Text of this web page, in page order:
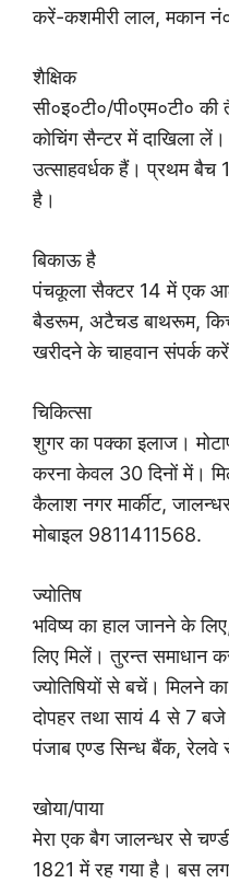
करें-कशमीरी लाल, मकान
शैक्षिक
सी०इ०टी०/पी०एम०टी० की
कोचिंग सैन्टर में दाखिला लें।
उत्साहवर्धक हैं। प्रथम
है।
बिकाऊ है
पंचकूला सैक्टर 14 में एक
बैडरूम, अटैचड बाथरूम,
खरीदने के चाहवान संपर्क
चिकित्सा
शुगर का पक्का इलाज।
करना केवल 30 दिनों में।
कैलाश नगर मार्कीट,
मोबाइल 9811411568.
ज्योतिष
भविष्य का हाल जानने के
लिए मिलें। तुरन्त समाधान
ज्योतिषियों से बचें। मिलने
दोपहर तथा सायं 4 से 7 बजे
पंजाब एण्ड सिन्ध बैंक, रेलवे
खोया/पाया
मेरा एक बैग जालन्धर से
1821 में रह गया है। बस